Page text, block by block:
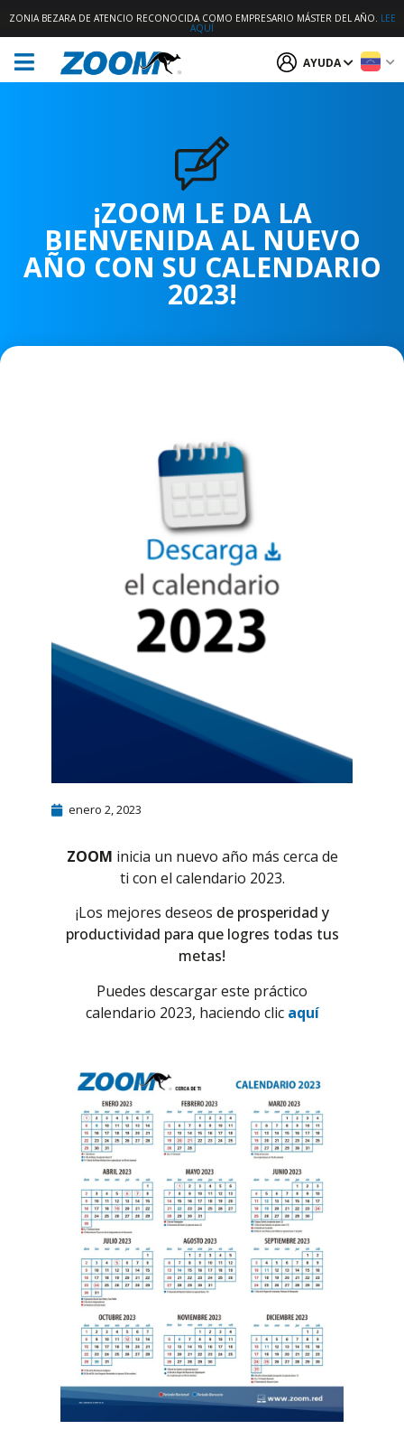
ZONIA BEZARA DE ATENCIO RECONOCIDA COMO EMPRESARIO MÁSTER DEL AÑO. LEE
AQUÍ
AYUDA
¡ZOOM LE DA LA
BIENVENIDA AL NUEVO
AÑO CON SU CALENDARIO
2023!
enero 2, 2023
ZOOM inicia un nuevo año más cerca de
ti con el calendario 2023.
¡Los mejores deseos de prosperidad y
productividad para que logres todas tus
metas!
Puedes descargar este práctico
calendario 2023, haciendo clic aquí